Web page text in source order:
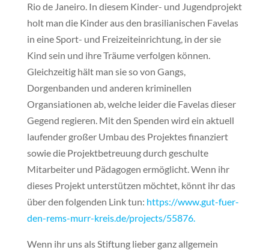
Rio de Janeiro. In diesem Kinder- und Jugendprojekt
holt man die Kinder aus den brasilianischen Favelas
in eine Sport- und Freizeiteinrichtung, in der sie
Kind sein und ihre Träume verfolgen können.
Gleichzeitig hält man sie so von Gangs,
Dorgenbanden und anderen kriminellen
Organsiationen ab, welche leider die Favelas dieser
Gegend regieren. Mit den Spenden wird ein aktuell
laufender großer Umbau des Projektes finanziert
sowie die Projektbetreuung durch geschulte
Mitarbeiter und Pädagogen ermöglicht. Wenn ihr
dieses Projekt unterstützen möchtet, könnt ihr das
über den folgenden Link tun: https://www.gut-fuer-
den-rems-murr-kreis.de/projects/55876.
Wenn ihr uns als Stiftung lieber ganz allgemein